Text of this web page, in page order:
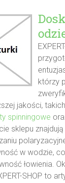
którzy
jakości,
spinningowe
sklepu
w wodzie,
łowienia.
SHOP to